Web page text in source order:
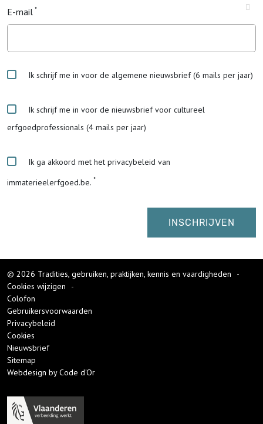
E-mail
Ik schrijf me in voor de algemene nieuwsbrief (6 mails per jaar)
Ik schrijf me in voor de nieuwsbrief voor cultureel
erfgoedprofessionals (4 mails per jaar)
Ik ga akkoord met het privacybeleid van
immaterieelerfgoed.be.
© 2026 Tradities, gebruiken, praktijken, kennis en vaardigheden
-
Cookies wijzigen
-
Colofon
Gebruikersvoorwaarden
Privacybeleid
Cookies
Nieuwsbrief
Sitemap
Webdesign by Code d'Or